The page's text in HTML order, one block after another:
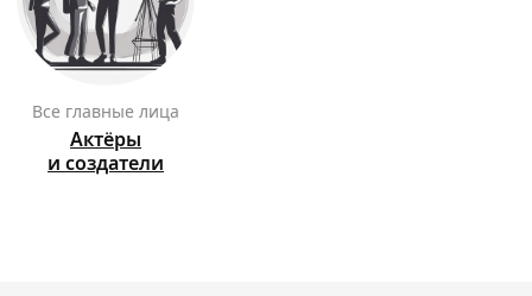
Все главные лица
Актёры
и создатели